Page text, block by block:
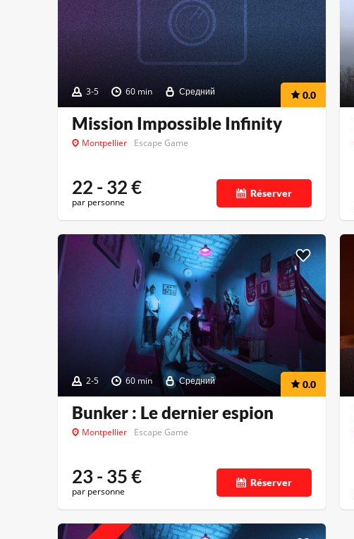
3-5 60 min Средний 0.0
Mission Impossible Infinity
Montpellier Escape Game
22 - 32€
par personne
Réserver
2-5 60 min Средний 0.0
Bunker : Le dernier espion
Montpellier Escape Game
23 - 35€
par personne
Réserver